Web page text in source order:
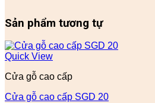
Sản phẩm tương tự
Quick View
Cửa gỗ cao cấp
Cửa gỗ cao cấp SGD 20